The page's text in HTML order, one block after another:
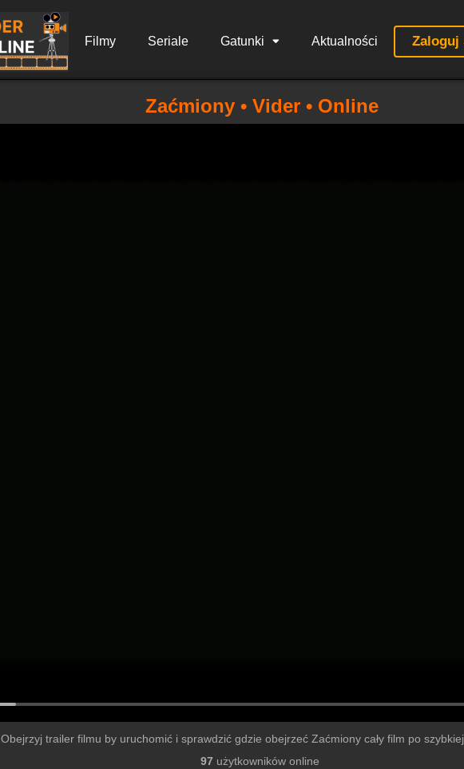
Filmy Seriale Gatunki Aktualności Zaloguj
Zaćmiony • Vider • Online
Obejrzyj trailer filmu by uruchomić i sprawdzić gdzie obejrzeć Zaćmiony cały film po
97 użytkowników online